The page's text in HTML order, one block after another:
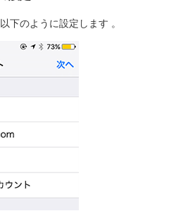
下のように設定します 。